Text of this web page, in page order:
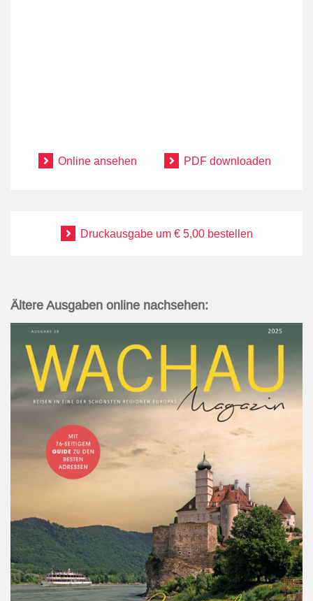
Online ansehen PDF downloaden
Druckausgabe um € 5,00 bestellen
Ältere Ausgaben online nachsehen: